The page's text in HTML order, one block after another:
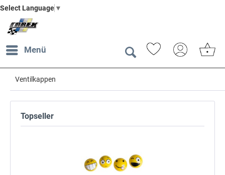
Select Language ▼
Menü
Ventilkappen
Topseller